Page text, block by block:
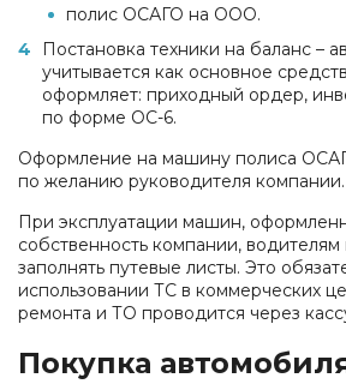
полис ОСАГО на ООО.
Постановка техники на баланс –
учитывается как основное
оформляет: приходный ордер,
по форме ОС-6.
Оформление на машину полиса
по желанию руководителя компании.
При эксплуатации машин,
собственность компании,
заполнять путевые листы. Это
использовании ТС в коммерческих
ремонта и ТО проводится через
Покупка